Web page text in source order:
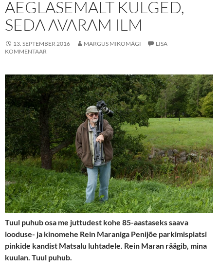
AEGLASEMALT KULGED,
SEDA AVARAM ILM
13. SEPTEMBER 2016 MARGUS MIKOMÄGI
LISA
KOMMENTAAR
Tuul puhub osa me juttudest kohe 85-aastaseks saava
looduse- ja kinomehe Rein Maraniga Penijõe parkimisplatsi
pinkide kandist Matsalu luhtadele. Rein Maran räägib, mina
kuulan. Tuul puhub.